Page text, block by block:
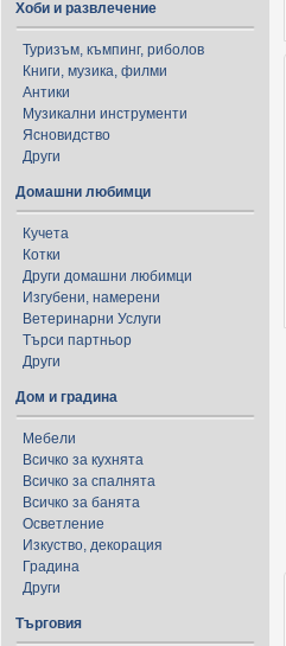
Хоби и развлечение
Туризъм, къмпинг, риболов
Книги, музика, филми
Антики
Музикални инструменти
Ясновидство
Други
Домашни любимци
Кучета
Котки
Други домашни любимци
Изгубени, намерени
Ветеринарни Услуги
Търси партньор
Други
Дом и градина
Мебели
Всичко за кухнята
Всичко за спалнята
Всичко за банята
Осветление
Изкуство, декорация
Градина
Други
Търговия